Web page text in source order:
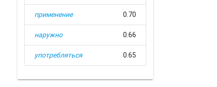
применение 0.70
наружно 0.66
употребляться 0.65